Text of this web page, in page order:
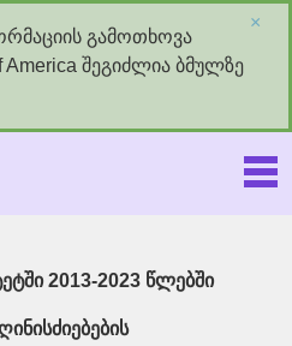
გამოთხოვა
America შეგიძლია ბმულზე
×
2013-2023 წლებში